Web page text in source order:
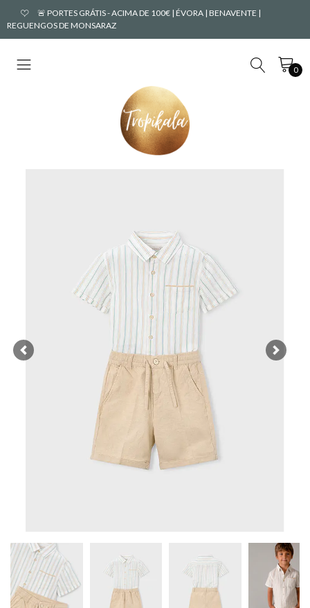
🚨 PORTES GRÁTIS - ACIMA DE 100€ | ÉVORA | BENAVENTE |
REGUENGOS DE MONSARAZ
0
Previous Next